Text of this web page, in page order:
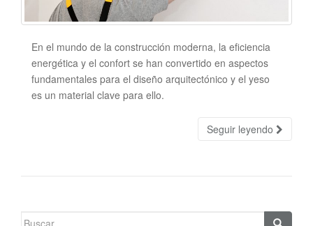
En el mundo de la construcción moderna, la eficiencia
energética y el confort se han convertido en aspectos
fundamentales para el diseño arquitectónico y el yeso
es un material clave para ello.
Seguir leyendo
Buscar: